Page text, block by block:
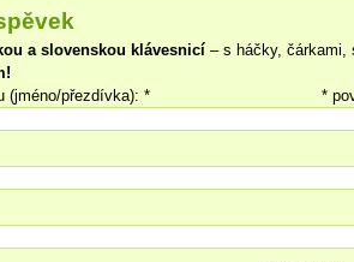
a slovenskou klávesnicí – s háčky, čárkami,
*
(jméno/přezdívka): *